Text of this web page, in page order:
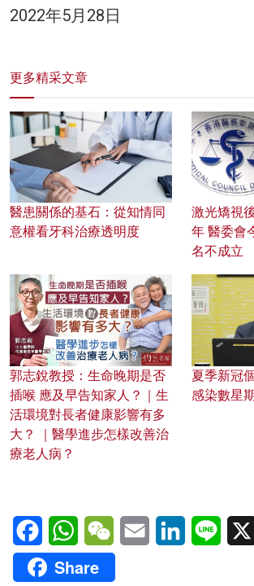
2022年5月28日
更多精采文章
醫患關係的基石：從知情同
意權看牙科治療透明度
激光矯視
年 醫委會
名不成立
郭志銳教授：生命晚期是否
插喉 應及早告知家人？｜生
活環境對長者健康影響有多
大？ ｜醫學進步怎樣改善治
療老人病？
夏季新冠
感染數星
FacebookWhatsAppWeChatEmail LinkedInLine
Share